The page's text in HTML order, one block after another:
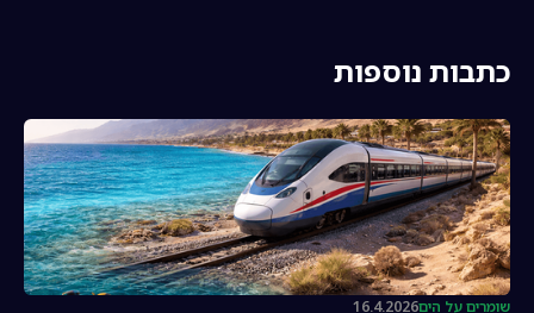
כתבות נוספות
שומרים על הים16.4.2026